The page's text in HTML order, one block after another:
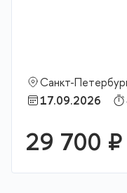
Санкт-
17.09.2026
29 700 ₽